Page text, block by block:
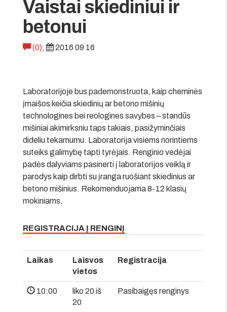
Vaistai skiediniui ir
betonui
(0), 2016 09 16
Laboratorijoje bus pademonstruota, kaip cheminės
įmaišos keičia skiedinių ar betono mišinių
technologines bei reologines savybes – standūs
mišiniai akimirksniu taps takiais, pasižyminčiais
dideliu tekamumu. Laboratorija visiems norintiems
suteiks galimybę tapti tyrėjais. Renginio vedėjai
padės dalyviams pasinerti į laboratorijos veiklą ir
parodys kaip dirbti su įranga ruošiant skiedinius ar
betono mišinius. Rekomenduojama 8-12 klasių
mokiniams.
REGISTRACIJA Į RENGINĮ
Laikas
Laisvos
vietos
Registracija
10:00
liko 20 iš
20
Pasibaigęs renginys